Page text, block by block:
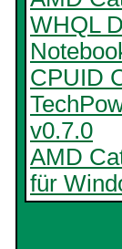
WHQL
CPUID
v0.7.0
AMD
für